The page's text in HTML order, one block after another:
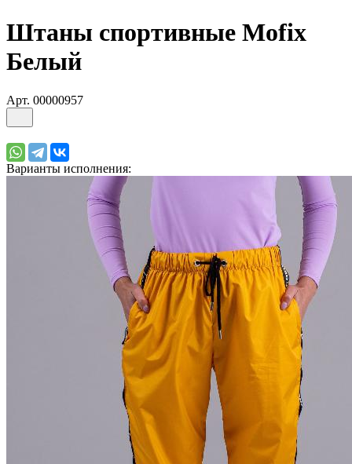
Штаны спортивные Mofix
Белый
Арт. 00000957
Варианты исполнения: